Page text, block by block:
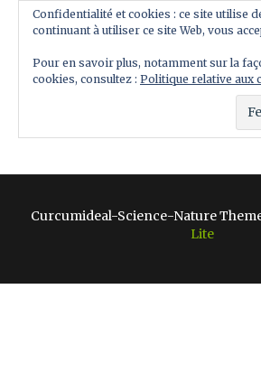
Confidentialité et cookies : ce site utilise
continuant à utiliser ce site Web, vous
Pour en savoir plus, notamment sur la
cookies, consultez : Politique relative aux
Curcumideal-Science-Nature
Lite